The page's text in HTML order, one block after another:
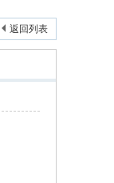
返回列表